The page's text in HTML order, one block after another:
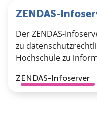
ZENDAS-
Der ZENDAS-
zu
Hochschule zu
ZENDAS-Infoserver